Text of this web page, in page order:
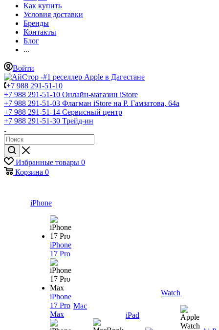
Как купить
Условия доставки
Бренды
Контакты
Блог
...
Войти
+7 988 291-51-10
+7 988 291-51-10 Онлайн-магазин iStore
+7 988 291-51-03 Флагман iStore на Р. Гамзатова, 64а
+7 988 291-51-14 Сервисный центр
+7 988 291-51-30 Трейд-ин
Избранные товары 0
Корзина 0
iPhone
iPhone
17 Pro
iPhone
17 Pro
Max
Mac
iPad
Watch